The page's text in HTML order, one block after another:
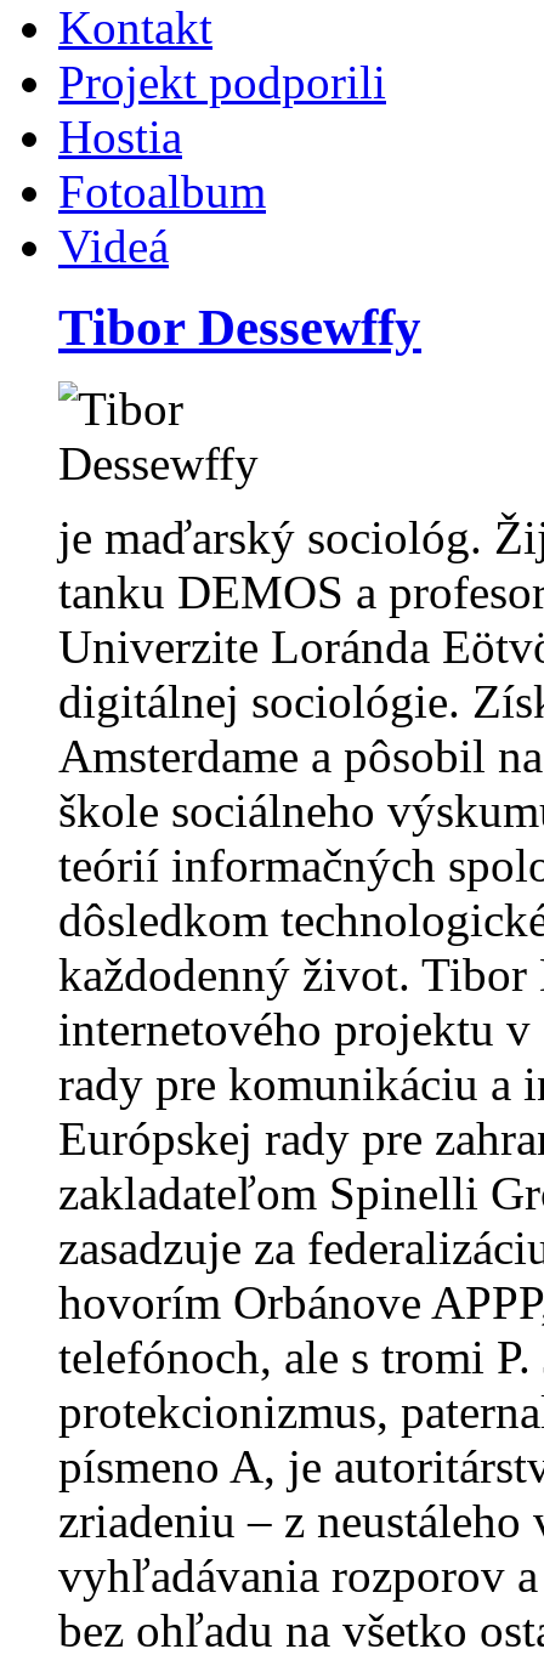
Kontakt
Projekt podporili
Hostia
Fotoalbum
Videá
Tibor Dessewffy
je maďarský sociológ.
tanku DEMOS a
Univerzite Loránda
digitálnej sociológie.
Amsterdame a pôsobil
škole sociálneho
teórií informačných
dôsledkom
každodenný život. Tibor
internetového projektu
rady pre komunikáciu a
Európskej rady pre
zakladateľom Spinelli
zasadzuje za
hovorím Orbánove
telefónoch, ale s tromi
protekcionizmus,
písmeno A, je
zriadeniu – z
vyhľadávania rozporov
bez ohľadu na všetko